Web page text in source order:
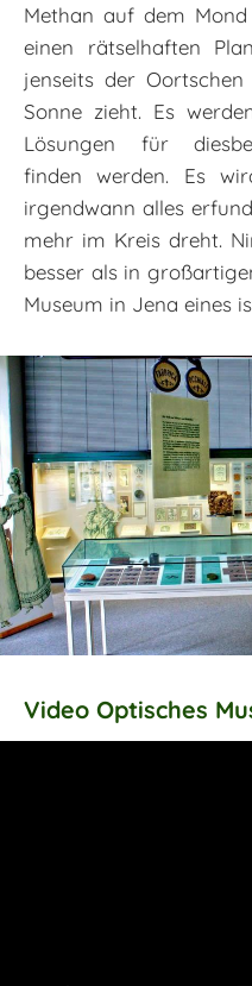
Methan auf dem
einen rätselhaften
jenseits der
Sonne zieht. Es
Lösungen für
finden werden. Es
irgendwann alles
mehr im Kreis dreht.
besser als in
Museum in Jena eines
Video Optisches